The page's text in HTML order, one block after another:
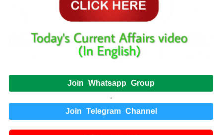
Join Whatsapp Group
.
Join Telegram Channel